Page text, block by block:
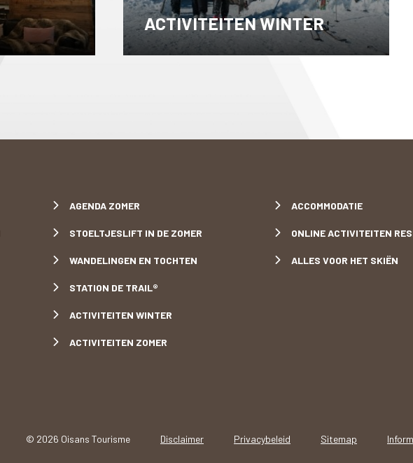
ACTIVITEITEN WINTER
Lees
AGENDA ZOMER
STOELTJESLIFT IN DE ZOMER
WANDELINGEN EN TOCHTEN
STATION DE TRAIL®
ACTIVITEITEN WINTER
ACTIVITEITEN ZOMER
ACCOMMODATIE
ONLINE ACTIVITEITEN
ALLES VOOR HET SKIËN
© 2026 Oisans Tourisme Disclaimer Privacybeleid Sitemap